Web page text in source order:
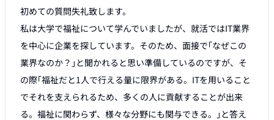
初めての質問失礼致します。
私は大学で福祉について学んでいましたが、就活ではIT業界
を中心に企業を探しています。そのため、面接で｢なぜこの
業界なのか？｣と聞かれると思い準備しているのですが、そ
の際｢福祉だと1人で行える量に限界がある。ITを用いること
でそれを支えられるため、多くの人に貢献することが出来
る。福祉に関わらず、様々な分野にも関与できる。｣と答え